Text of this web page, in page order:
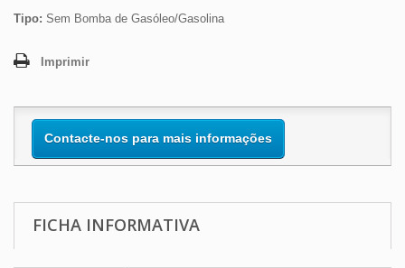
Tipo: Sem Bomba de Gasóleo/Gasolina
Imprimir
Contacte-nos para mais informações
FICHA INFORMATIVA